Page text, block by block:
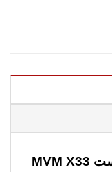
قیمت کشویی زیر چراغ جلو راست MVM X33